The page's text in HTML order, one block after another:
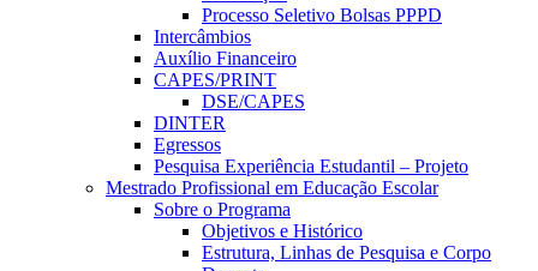
Processo Seletivo Bolsas PPPD
Intercâmbios
Auxílio Financeiro
CAPES/PRINT
DSE/CAPES
DINTER
Egressos
Pesquisa Experiência Estudantil – Projeto
Mestrado Profissional em Educação Escolar
Sobre o Programa
Objetivos e Histórico
Estrutura, Linhas de Pesquisa e Corpo